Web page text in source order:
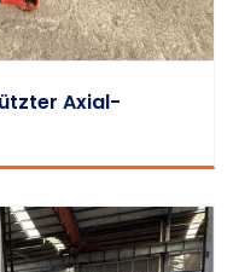
Axial-